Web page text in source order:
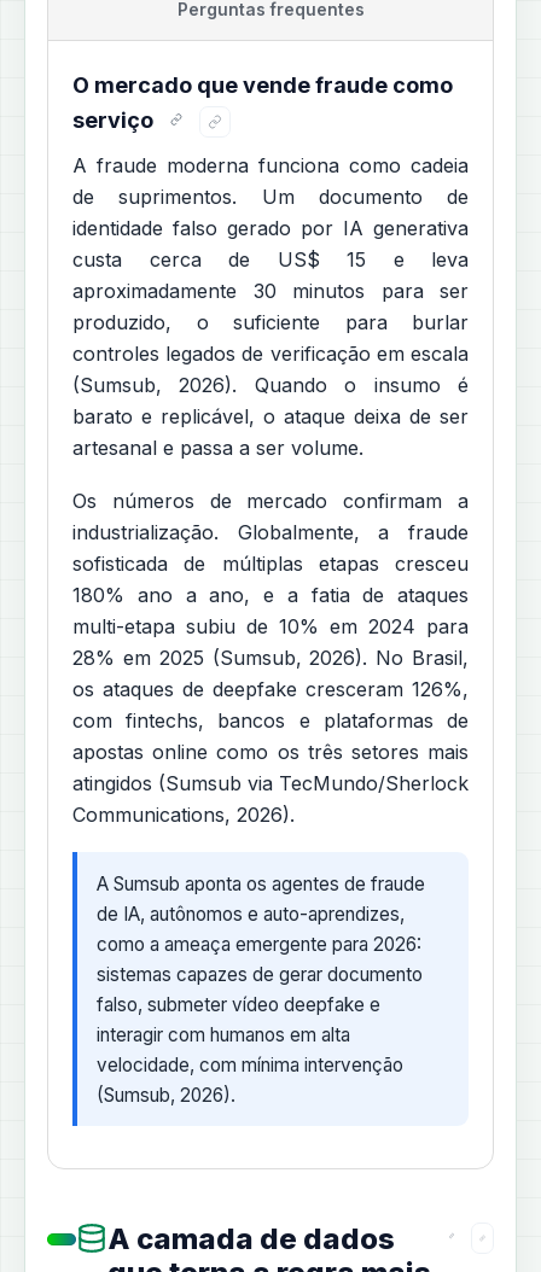
Perguntas frequentes
O mercado que vende fraude como
serviço
A fraude moderna funciona como cadeia
de suprimentos. Um documento de
identidade falso gerado por IA generativa
custa cerca de US$ 15 e leva
aproximadamente 30 minutos para ser
produzido, o suficiente para burlar
controles legados de verificação em escala
(Sumsub, 2026). Quando o insumo é
barato e replicável, o ataque deixa de ser
artesanal e passa a ser volume.
Os números de mercado confirmam a
industrialização. Globalmente, a fraude
sofisticada de múltiplas etapas cresceu
180% ano a ano, e a fatia de ataques
multi-etapa subiu de 10% em 2024 para
28% em 2025 (Sumsub, 2026). No Brasil,
os ataques de deepfake cresceram 126%,
com fintechs, bancos e plataformas de
apostas online como os três setores mais
atingidos (Sumsub via TecMundo/Sherlock
Communications, 2026).
A Sumsub aponta os agentes de fraude
de IA, autônomos e auto-aprendizes,
como a ameaça emergente para 2026:
sistemas capazes de gerar documento
falso, submeter vídeo deepfake e
interagir com humanos em alta
velocidade, com mínima intervenção
(Sumsub, 2026).
A camada de dados